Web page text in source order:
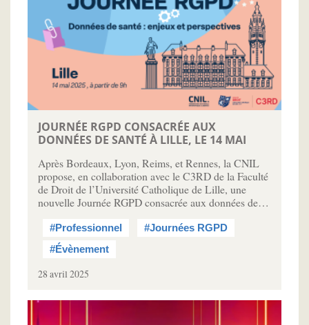
JOURNÉE RGPD CONSACRÉE AUX
DONNÉES DE SANTÉ À LILLE, LE 14 MAI
Après Bordeaux, Lyon, Reims, et Rennes, la CNIL
propose, en collaboration avec le C3RD de la Faculté
de Droit de l’Université Catholique de Lille, une
nouvelle Journée RGPD consacrée aux données de…
#Professionnel
#Journées RGPD
#Évènement
28 avril 2025